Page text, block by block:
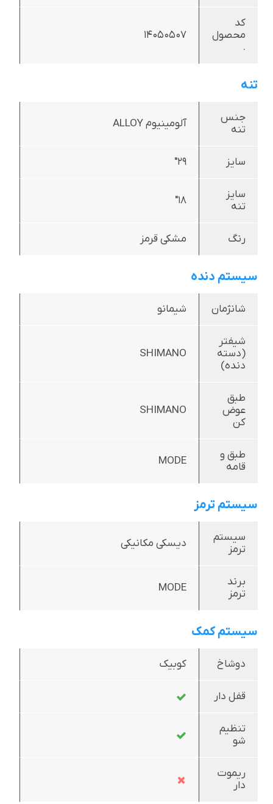
کد
محصول
.
14050507
تنه
جنس
تنه
آلومینیوم ALLOY
سایز 29"
سایز
تنه
18"
رنگ مشکی قرمز
سیستم دنده
شانژمان شیمانو
شیفتر
(دسته
دنده)
SHIMANO
طبق
عوض
کن
SHIMANO
طبق و
قامه
MODE
سیستم ترمز
سیستم
ترمز
دیسکی مکانیکی
برند
ترمز
MODE
سیستم کمک
دوشاخ کوبیک
قفل دار
تنظیم
شو
ریموت
دار